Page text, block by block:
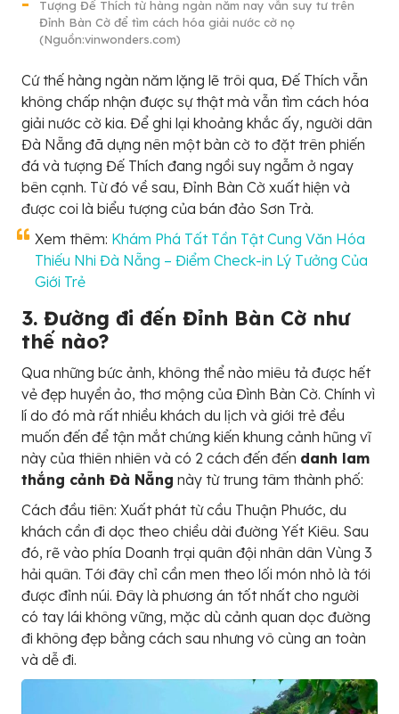
Tượng Đế Thích từ hàng ngàn năm nay vẫn suy tư trên
Đỉnh Bàn Cờ để tìm cách hóa giải nước cờ nọ
(Nguồn:vinwonders.com)
Cứ thế hàng ngàn năm lặng lẽ trôi qua, Đế Thích vẫn
không chấp nhận được sự thật mà vẫn tìm cách hóa
giải nước cờ kia. Để ghi lại khoảng khắc ấy, người dân
Đà Nẵng đã dựng nên một bàn cờ to đặt trên phiến
đá và tượng Đế Thích đang ngồi suy ngẫm ở ngay
bên cạnh. Từ đó về sau, Đỉnh Bàn Cờ xuất hiện và
được coi là biểu tượng của bán đảo Sơn Trà.
Xem thêm: Khám Phá Tất Tần Tật Cung Văn Hóa
Thiếu Nhi Đà Nẵng – Điểm Check-in Lý Tưởng Của
Giới Trẻ
3. Đường đi đến Đỉnh Bàn Cờ như
thế nào?
Qua những bức ảnh, không thể nào miêu tả được hết
vẻ đẹp huyền ảo, thơ mộng của Đình Bàn Cờ. Chính vì
lí do đó mà rất nhiều khách du lịch và giới trẻ đều
muốn đến để tận mắt chứng kiến khung cảnh hũng vĩ
này của thiên nhiên và có 2 cách đến đến danh lam
thắng cảnh Đà Nẵng này từ trung tâm thành phố:
Cách đầu tiên: Xuất phát từ cầu Thuận Phước, du
khách cần đi dọc theo chiều dài đường Yết Kiêu. Sau
đó, rẽ vào phía Doanh trại quân đội nhân dân Vùng 3
hải quân. Tới đây chỉ cần men theo lối món nhỏ là tới
được đỉnh núi. Đây là phương án tốt nhất cho người
có tay lái không vững, mặc dù cảnh quan dọc đường
đi không đẹp bằng cách sau nhưng vô cùng an toàn
và dễ đi.